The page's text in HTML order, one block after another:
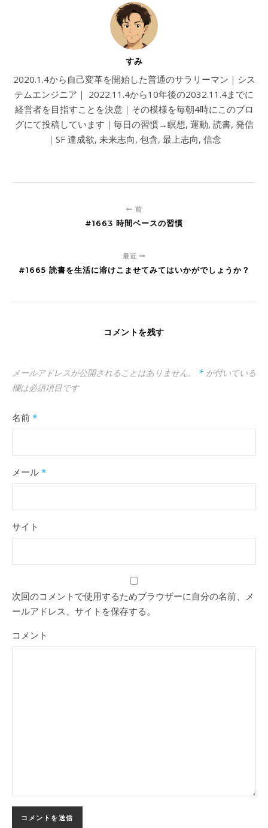
すみ
2020.1.4から自己変革を開始した普通のサラリーマン｜シス
テムエンジニア｜ 2022.11.4から10年後の2032.11.4までに
経営者を目指すことを決意｜その模様を毎朝4時にこのブロ
グにて投稿しています｜毎日の習慣→瞑想, 運動, 読書, 発信
｜SF 達成欲, 未来志向, 包含, 最上志向, 信念
前
#1663 時間ベースの習慣
最近
#1665 読書を生活に溶けこませてみてはいかがでしょうか？
コメントを残す
メールアドレスが公開されることはありません。 * が付いている
欄は必須項目です
名前 *
メール *
サイト
次回のコメントで使用するためブラウザーに自分の名前、メ
ールアドレス、サイトを保存する。
コメント